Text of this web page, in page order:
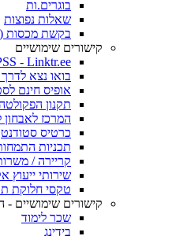
בוגרים.ות
שאלות נפוצות
בקשת מכסות
קישורים שימושיים
- Linktr.ee
בואו נצא
אופיס חינם
תקנון
המרכז לאבחון
כרטיס סטודנט
תכניות
קריירה /
שירותי ייעוץ
טקסי חלוקת
קישורים שימושיים
שכר לימוד
בידינג